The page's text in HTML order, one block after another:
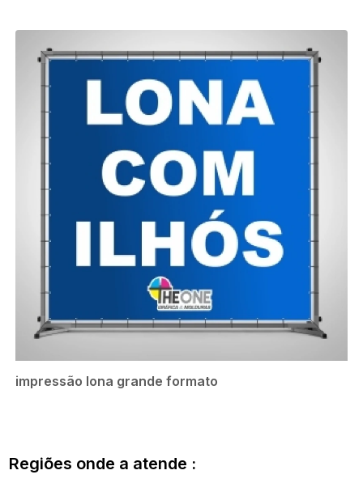
impressão lona grande formato
Regiões onde a atende :